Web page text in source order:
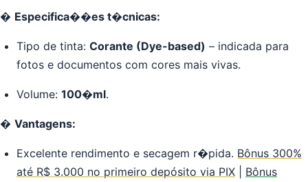
� Especifica��es t�cnicas:
Tipo de tinta: Corante (Dye-based) – indicada para
fotos e documentos com cores mais vivas.
Volume: 100�ml.
� Vantagens:
Excelente rendimento e secagem r�pida. Bônus 300%
até R$ 3.000 no primeiro depósito via PIX
Bônus